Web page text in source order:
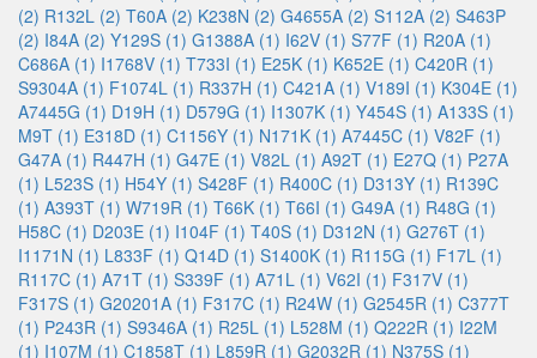
(2) R132L (2) T60A (2) K238N (2) G4655A (2) S112A (2) S463P
(2) I84A (2) Y129S (1) G1388A (1) I62V (1) S77F (1) R20A (1)
C686A (1) I1768V (1) T733I (1) E25K (1) K652E (1) C420R (1)
S9304A (1) F1074L (1) R337H (1) C421A (1) V189I (1) K304E (1)
A7445G (1) D19H (1) D579G (1) I1307K (1) Y454S (1) A133S (1)
M9T (1) E318D (1) C1156Y (1) N171K (1) A7445C (1) V82F (1)
G47A (1) R447H (1) G47E (1) V82L (1) A92T (1) E27Q (1) P27A
(1) L523S (1) H54Y (1) S428F (1) R400C (1) D313Y (1) R139C
(1) A393T (1) W719R (1) T66K (1) T66I (1) G49A (1) R48G (1)
H58C (1) D203E (1) I104F (1) T40S (1) D312N (1) G276T (1)
I1171N (1) L833F (1) Q14D (1) S1400K (1) R115G (1) F17L (1)
R117C (1) A71T (1) S339F (1) A71L (1) V62I (1) F317V (1)
F317S (1) G20201A (1) F317C (1) R24W (1) G2545R (1) C377T
(1) P243R (1) S9346A (1) R25L (1) L528M (1) Q222R (1) I22M
(1) I107M (1) C1858T (1) L859R (1) G2032R (1) N375S (1)